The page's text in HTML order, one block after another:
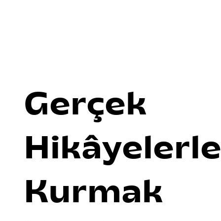
Gerçek
Kurmak